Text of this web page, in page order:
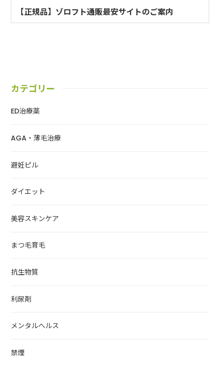
【正規品】ゾロフト通販最安サイトのご案内
カテゴリー
ED治療薬
AGA・薄毛治療
避妊ピル
ダイエット
美容スキンケア
まつ毛育毛
抗生物質
利尿剤
メンタルヘルス
禁煙